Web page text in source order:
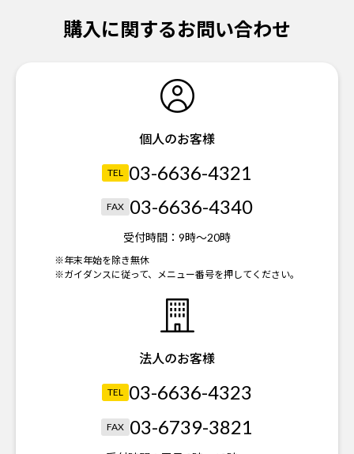
購入に関するお問い合わせ
個人のお客様
TEL 03-6636-4321
FAX 03-6636-4340
受付時間： 9時～20時
※年末年始を除き無休
※ガイダンスに従って、メニュー番号を押してください。
法人のお客様
TEL 03-6636-4323
FAX 03-6739-3821